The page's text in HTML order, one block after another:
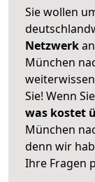
Sie wollen
Netzwerk
München
Sie! Wenn
was kostet
München
denn wir
Ihre Fragen